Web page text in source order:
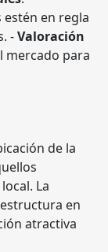
en regla
-Valoración
mercado para
de la
La
en
atractiva